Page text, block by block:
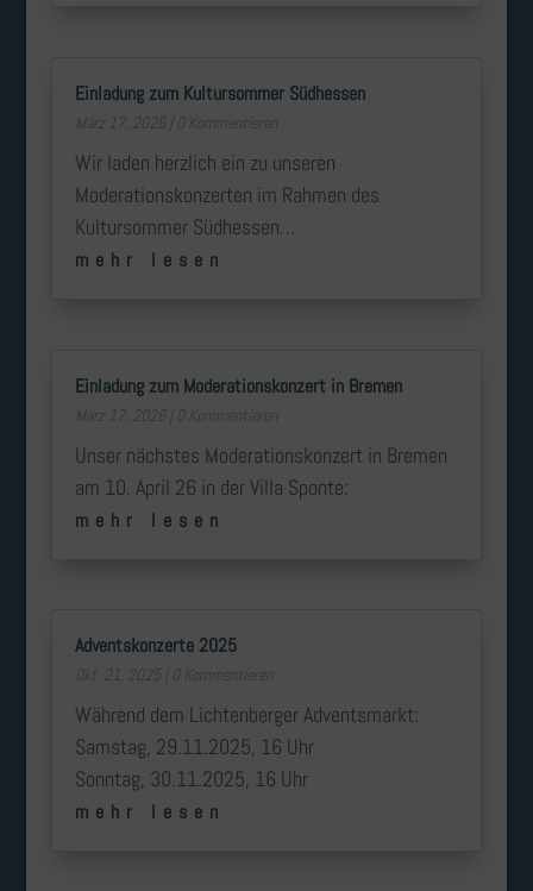
Einladung zum Kultursommer Südhessen
März 17, 2026 | 0 Kommentieren
Wir laden herzlich ein zu unseren
Moderationskonzerten im Rahmen des
Kultursommer Südhessen…
mehr lesen
Einladung zum Moderationskonzert in Bremen
März 17, 2026 | 0 Kommentieren
Unser nächstes Moderationskonzert in Bremen
am 10. April 26 in der Villa Sponte:
mehr lesen
Adventskonzerte 2025
Okt. 21, 2025| 0 Kommentieren
Während dem Lichtenberger Adventsmarkt:
Samstag, 29.11.2025, 16 Uhr
Sonntag, 30.11.2025, 16 Uhr
mehr lesen